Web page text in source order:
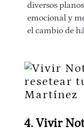
diversos
emocional y
el cambio de
4. Vivir